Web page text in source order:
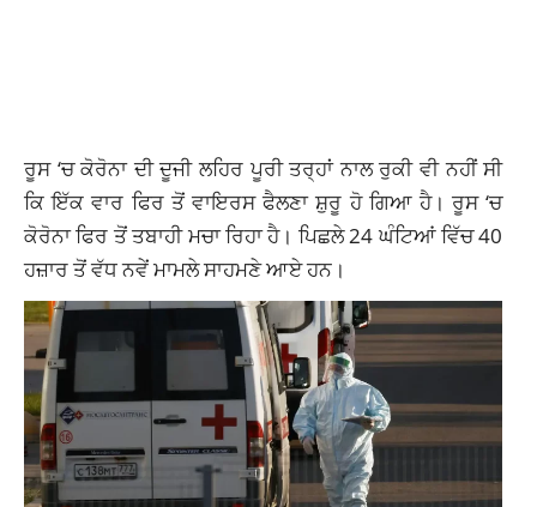
ਰੂਸ ‘ਚ ਕੋਰੋਨਾ ਦੀ ਦੂਜੀ ਲਹਿਰ ਪੂਰੀ ਤਰ੍ਹਾਂ ਨਾਲ ਰੁਕੀ ਵੀ ਨਹੀਂ ਸੀ
ਕਿ ਇੱਕ ਵਾਰ ਫਿਰ ਤੋਂ ਵਾਇਰਸ ਫੈਲਣਾ ਸ਼ੁਰੂ ਹੋ ਗਿਆ ਹੈ। ਰੂਸ ‘ਚ
ਕੋਰੋਨਾ ਫਿਰ ਤੋਂ ਤਬਾਹੀ ਮਚਾ ਰਿਹਾ ਹੈ। ਪਿਛਲੇ 24 ਘੰਟਿਆਂ ਵਿੱਚ 40
ਹਜ਼ਾਰ ਤੋਂ ਵੱਧ ਨਵੇਂ ਮਾਮਲੇ ਸਾਹਮਣੇ ਆਏ ਹਨ।